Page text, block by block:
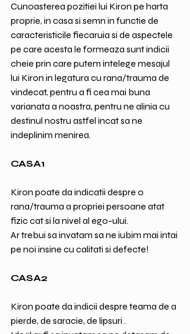
Cunoasterea pozitiei lui Kiron pe harta
proprie, in casa si semn in functie de
caracteristicile fiecaruia si de aspectele
pe care acesta le formeaza sunt indicii
cheie prin care putem intelege mesajul
lui Kiron in legatura cu rana/trauma de
vindecat, pentru a fi cea mai buna
varianata a noastra, pentru ne alinia cu
destinul nostru astfel incat sa ne
indeplinim menirea.
CASA1
Kiron poate da indicatii despre o
rana/trauma a propriei persoane atat
fizic cat si la nivel al ego-ului.
Ar trebui sa invatam sa ne iubim mai intai
pe noi insine cu calitati si defecte!
CASA2
Kiron poate da indicii despre teama de a
pierde, de saracie, de lipsuri .